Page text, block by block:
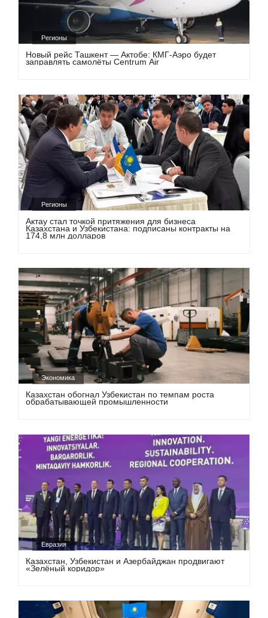
Регионы
Новый рейс Ташкент — Актобе: КМГ-Аэро будет
заправлять самолёты Centrum Air
Регионы
Актау стал точкой притяжения для бизнеса
Казахстана и Узбекистана: подписаны контракты на
174,8 млн долларов
Экономика
Казахстан обогнал Узбекистан по темпам роста
обрабатывающей промышленности
Евразия
Казахстан, Узбекистан и Азербайджан продвигают
«Зелёный коридор»